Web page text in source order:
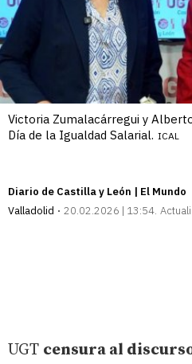
Victoria Zumalacárregui y
Día de la Igualdad Salarial. ICAL
Diario de Castilla y León | El Mundo
Valladolid
20.02.2026 | 13:54
UGT censura al